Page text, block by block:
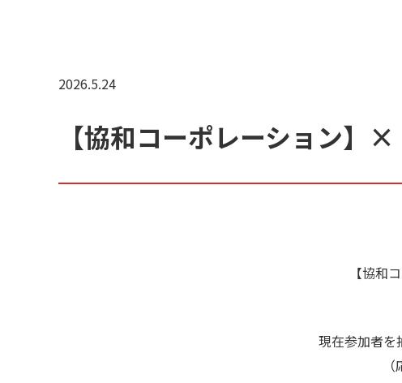
2026.5.24
【協和コーポレーション】
【協和
現在参加者を